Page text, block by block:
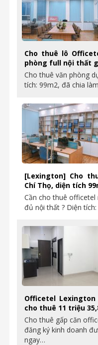
Cho thuê lô
phòng full nội thất
Cho thuê văn phòng
tích: 99m2, đã chia
[Lexington] Cho
Chí Thọ, diện tích
Cần cho thuê
đủ nội thất ? Diện
Officetel
cho thuê 11 triệu
Cho thuê gấp căn
đăng ký kinh doanh
ngay…